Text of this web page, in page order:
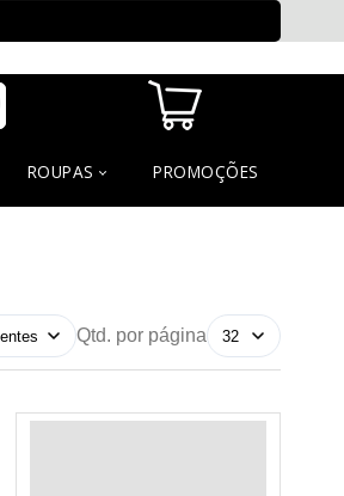
ROUPAS PROMOÇÕES
Qtd. por página